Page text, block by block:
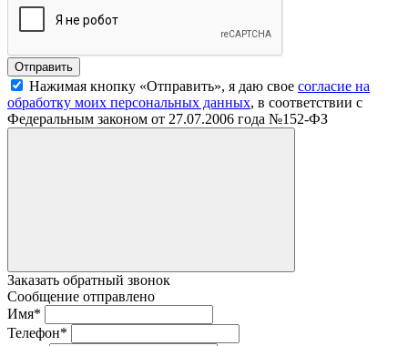
Нажимая кнопку «Отправить», я даю свое согласие на
обработку моих персональных данных, в соответствии с
Федеральным законом от 27.07.2006 года №152-ФЗ
Заказать обратный звонок
Сообщение отправлено
Имя*
Телефон*